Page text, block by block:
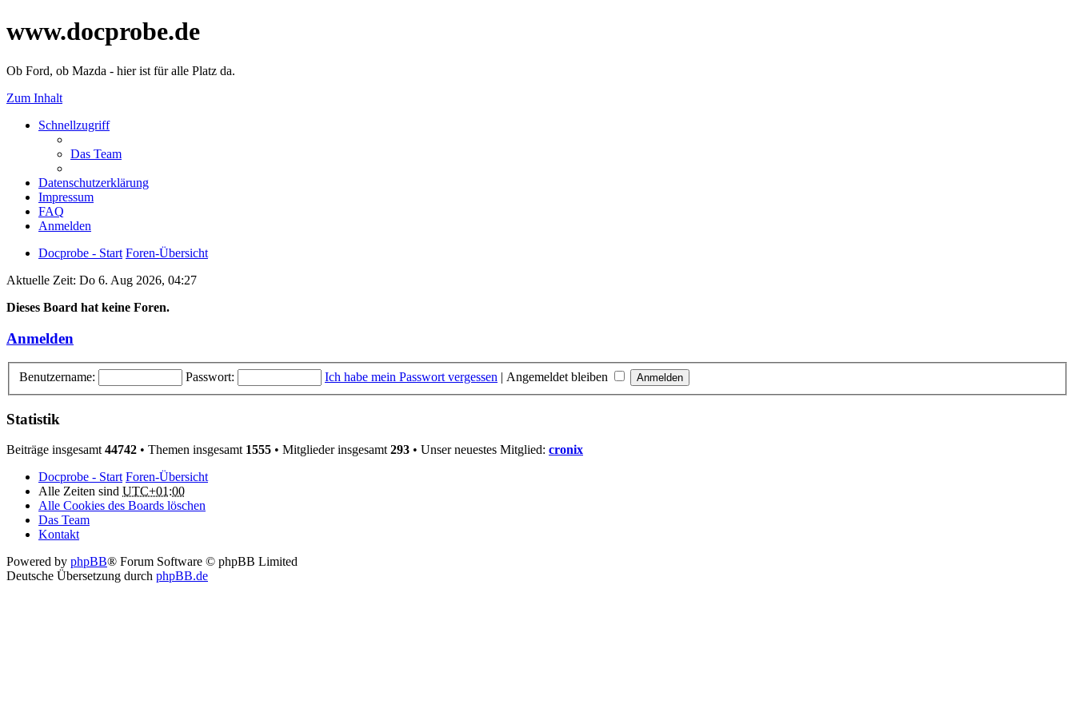
www.docprobe.de
Ob Ford, ob Mazda - hier ist für alle Platz da.
Zum Inhalt
Schnellzugriff
Das Team
Datenschutzerklärung
Impressum
FAQ
Anmelden
Docprobe - Start Foren-Übersicht
Aktuelle Zeit: Do 6. Aug 2026, 04:27
Dieses Board hat keine Foren.
Anmelden
Benutzername: Passwort: Ich habe mein Passwort vergessen | Angemeldet bleiben
Statistik
Beiträge insgesamt 44742 • Themen insgesamt 1555 • Mitglieder insgesamt 293 • Unser neuestes Mitglied: cronix
Docprobe - Start Foren-Übersicht
Alle Zeiten sind UTC+01:00
Alle Cookies des Boards löschen
Das Team
Kontakt
Powered by phpBB® Forum Software © phpBB Limited
Deutsche Übersetzung durch phpBB.de